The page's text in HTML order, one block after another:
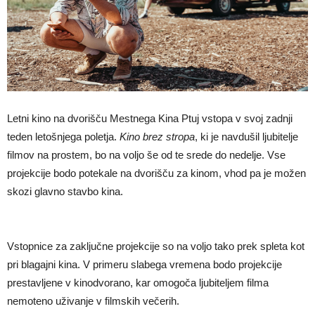
Letni kino na dvorišču Mestnega Kina Ptuj vstopa v svoj zadnji
teden letošnjega poletja. Kino brez stropa, ki je navdušil ljubitelje
filmov na prostem, bo na voljo še od te srede do nedelje. Vse
projekcije bodo potekale na dvorišču za kinom, vhod pa je možen
skozi glavno stavbo kina.
Vstopnice za zaključne projekcije so na voljo tako prek spleta kot
pri blagajni kina. V primeru slabega vremena bodo projekcije
prestavljene v kinodvorano, kar omogoča ljubiteljem filma
nemoteno uživanje v filmskih večerih.